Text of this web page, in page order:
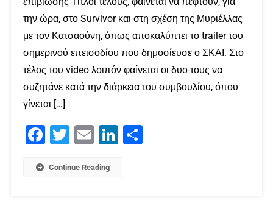
την ώρα, στο Survivor και στη σχέση της Μυριέλλας
με τον Κατσαούνη, όπως αποκαλύπτει το trailer του
σημερινού επεισοδίου που δημοσίευσε ο ΣΚΑΙ. Στο
τέλος του video λοιπόν φαίνεται οι δυο τους να
συζητάνε κατά την διάρκεια του συμβουλίου, όπου
γίνεται […]
Facebook
Twitter Email LinkedIn
Continue Reading